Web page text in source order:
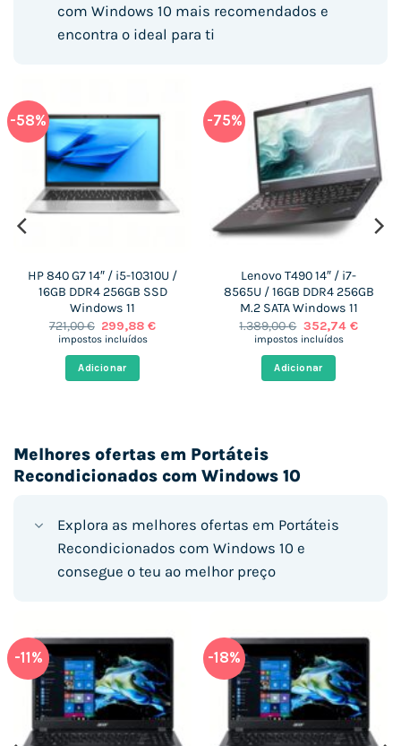
com Windows 10 mais recomendados e
encontra o ideal para ti
-58%
HP 840 G7 14″ / i5-10310U /
16GB DDR4 256GB SSD
Windows 11
721,00€ O
preço
era:
721,00 €.
299,88€O
impostos incluídos
Adicionar
-75%
Lenovo T490 14″ / i7-
8565U / 16GB DDR4 256GB
M.2 SATA Windows 11
1.389,00€ O
preço
era:
1.389,00 €.
352,74 €O
impostos incluídos
Adicionar
Melhores ofertas em Portáteis
Recondicionados com Windows 10
Explora as melhores ofertas em Portáteis
Recondicionados com Windows 10 e
consegue o teu ao melhor preço
-11% -18%